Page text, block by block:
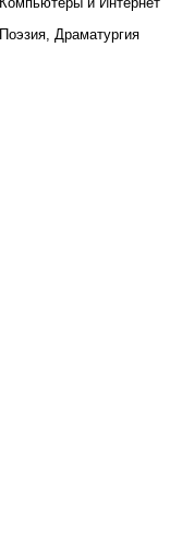
Поэзия, Драматургия